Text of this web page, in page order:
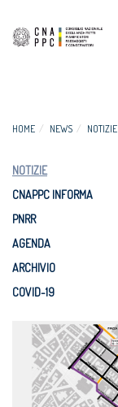
HOME NEWS NOTIZIE
NOTIZIE
CNAPPC INFORMA
PNRR
AGENDA
ARCHIVIO
COVID-19